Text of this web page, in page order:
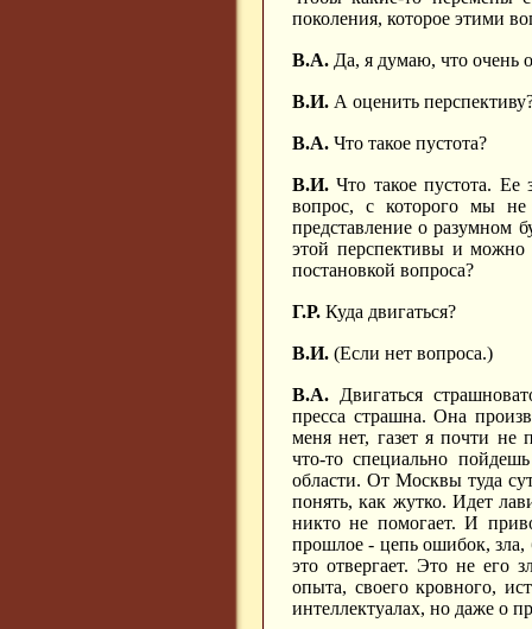
поколения, которое этими
В.А. Да, я думаю, что очень
В.И. А оценить
В.А. Что такое пустота?
В.И. Что такое пустота. Ее
вопрос, с которого мы не
представление о разумном
этой перспективы и
постановкой вопроса?
Г.Р. Куда двигаться?
В.И. (Если нет вопроса.)
В.А. Двигаться
пресса страшна. Она
меня нет, газет я почти
что-то специально
области. От Москвы туда
понять, как жутко. Идет
никто не помогает. И
прошлое - цепь ошибок, зла,
это отвергает. Это не его
опыта, своего кровного,
интеллектуалах, но даже о